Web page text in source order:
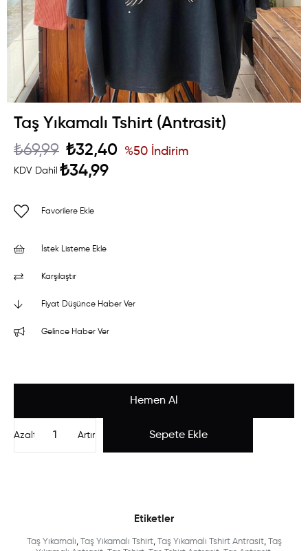
Taş Yıkamalı Tshirt (Antrasit)
₺69,99 ₺32,40
KDV Dahil ₺34,99
%50 İndirim
Favorilere Ekle
İstek Listeme Ekle
Karşılaştır
Fiyat Düşünce Haber Ver
Gelince Haber Ver
Artır
Azalt
Etiketler
Taş Yıkamalı, Taş Yıkamalı Tshirt, Taş Yıkamalı Tshirt Antrasit, Taş